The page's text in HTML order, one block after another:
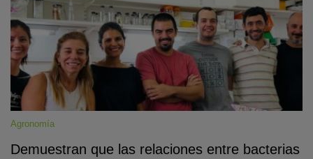
Agronomía
Demuestran que las relaciones entre bacterias